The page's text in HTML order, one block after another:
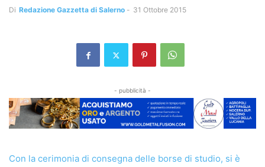
Di Redazione Gazzetta di Salerno - 31 Ottobre 2015
- pubblicità -
Con la cerimonia di consegna delle borse di studio, si è